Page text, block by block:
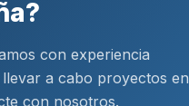
con experiencia
a cabo proyectos en
con nosotros.